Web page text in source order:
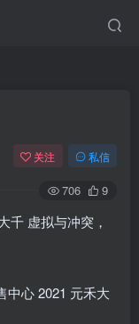
关注 私信
706 9
千 虚拟与冲突，
中心 2021 元禾大